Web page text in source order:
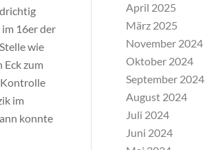
16er der
wie
Eck zum
Kontrolle
im
konnte
April 2025
März 2025
November 2024
Oktober 2024
September 2024
August 2024
Juli 2024
Juni 2024